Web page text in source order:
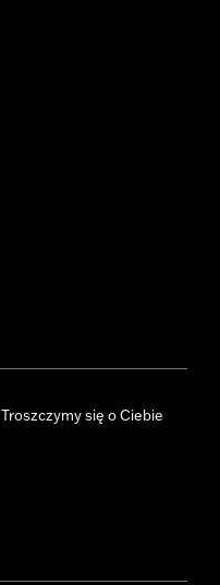
Troszczymy się o Ciebie